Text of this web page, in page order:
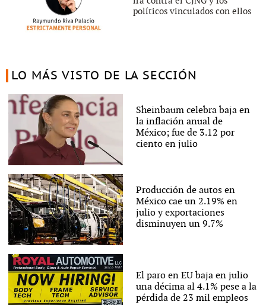
políticos vinculados con ellos
LO MÁS VISTO DE LA SECCIÓN
Sheinbaum celebra baja en
la inflación anual de
México; fue de 3.12 por
ciento en julio
Producción de autos en
México cae un 2.19% en
julio y exportaciones
disminuyen un 9.7%
El paro en EU baja en julio
una décima al 4.1% pese a la
pérdida de 23 mil empleos